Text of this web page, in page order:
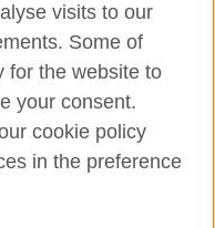
visits to our
Some of
for the website to
your consent.
cookie policy
in the preference